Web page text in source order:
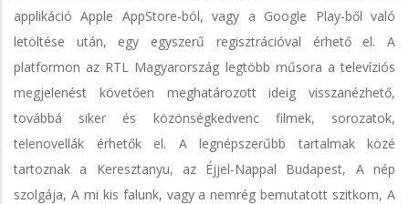
applikáció Apple AppStore-ból, vagy a Google Play-ből való
letöltése után, egy egyszerű regisztrációval érhető el. A
platformon az RTL Magyarország legtöbb műsora a televíziós
megjelenést követően meghatározott ideig visszanézhető,
továbbá siker és közönségkedvenc filmek, sorozatok,
telenovellák érhetők el. A legnépszerűbb tartalmak közé
tartoznak a Keresztanyu, az Éjjel-Nappal Budapest, A nép
szolgája, A mi kis falunk, vagy a nemrég bemutatott szitkom, A